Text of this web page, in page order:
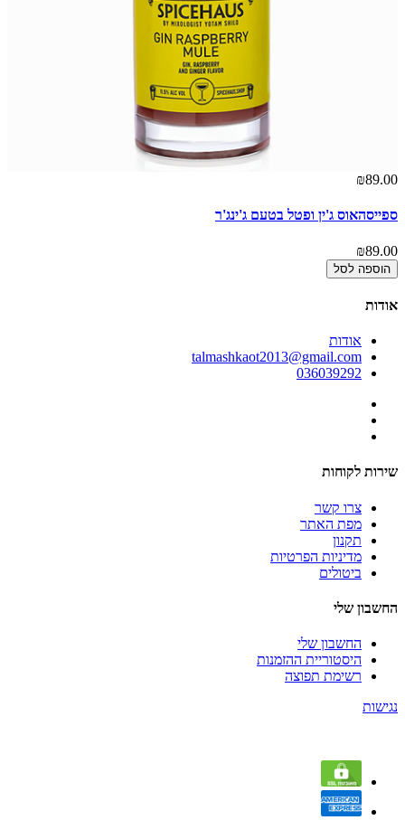
₪89.00
ספייסהאוס ג'ין ופטל בטעם ג'ינג'ר
₪89.00
הוספה לסל
אודות
אודות
talmashkaot2013@gmail.com
036039292
שירות לקוחות
צרו קשר
מפת האתר
תקנון
מדיניות הפרטיות
ביטולים
החשבון שלי
החשבון שלי
היסטוריית ההזמנות
רשימת תפוצה
נגישות